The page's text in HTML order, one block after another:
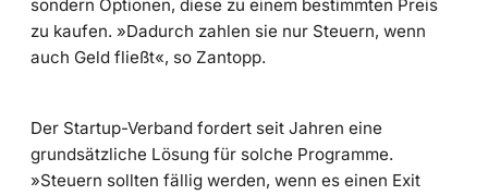
sondern Optionen, diese zu einem bestimmten Preis
zu kaufen. »Dadurch zahlen sie nur Steuern, wenn
auch Geld fließt«, so Zantopp.
Der Startup-Verband fordert seit Jahren eine
grundsätzliche Lösung für solche Programme.
»Steuern sollten fällig werden, wenn es einen Exit